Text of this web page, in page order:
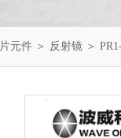
元件 ＞ 反射镜 ＞